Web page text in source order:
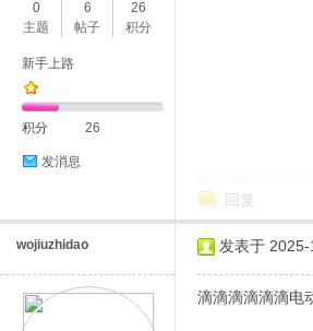
0
主题
6
帖子
26
积分
新手上路
积分 26
发消息
回复
wojiuzhidao 发表于
滴滴滴滴滴滴电